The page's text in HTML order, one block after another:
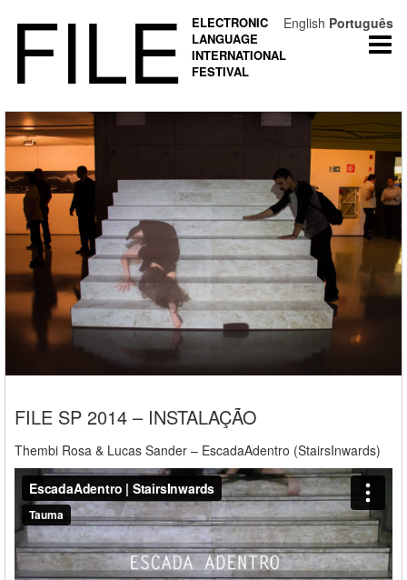
FILE
ELECTRONIC
LANGUAGE
INTERNATIONAL
FESTIVAL
FILE SP 2014 – INSTALAÇÃO
Thembi Rosa & Lucas Sander – EscadaAdentro (StairsInwards)
English Português